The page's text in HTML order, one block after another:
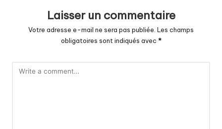
Laisser un commentaire
Votre adresse e-mail ne sera pas publiée. Les champs
obligatoires sont indiqués avec *